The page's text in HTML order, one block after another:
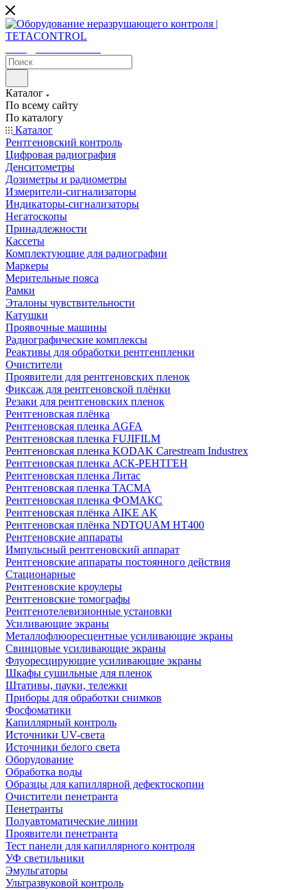
Каталог
По всему сайту
По каталогу
Каталог
Рентгеновский контроль
Цифровая радиография
Денситометры
Дозиметры и радиометры
Измерители-сигнализаторы
Индикаторы-сигнализаторы
Негатоскопы
Принадлежности
Кассеты
Комплектующие для радиографии
Маркеры
Мерительные пояса
Рамки
Эталоны чувствительности
Катушки
Проявочные машины
Радиографические комплексы
Реактивы для обработки рентгенпленки
Очистители
Проявители для рентгеновских пленок
Фиксаж для рентгеновской плёнки
Резаки для рентгеновских пленок
Рентгеновская плёнка
Рентгеновская пленка AGFA
Рентгеновская пленка FUJIFILM
Рентгеновская пленка KODAK Carestream Industrex
Рентгеновская пленка АСК-РЕНТГЕН
Рентгеновская пленка Литас
Рентгеновская пленка ТАСМА
Рентгеновская пленка ФОМАКС
Рентгеновская плёнка AIKE AK
Рентгеновская плёнка NDTQUAM HT400
Рентгеновские аппараты
Импульсный рентгеновский аппарат
Рентгеновские аппараты постоянного действия
Стационарные
Рентгеновские кроулеры
Рентгеновские томографы
Рентгенотелевизионные установки
Усиливающие экраны
Металлофлюоресцентные усиливающие экраны
Свинцовые усиливающие экраны
Флуоресцирующие усиливающие экраны
Шкафы сушильные для пленок
Штативы, пауки, тележки
Приборы для обработки снимков
Фосфоматики
Капиллярный контроль
Источники UV-света
Источники белого света
Оборудование
Обработка воды
Образцы для капиллярной дефектоскопии
Очистители пенетранта
Пенетранты
Полуавтоматические линии
Проявители пенетранта
Тест панели для капиллярного контроля
УФ светильники
Эмульгаторы
Ультразвуковой контроль